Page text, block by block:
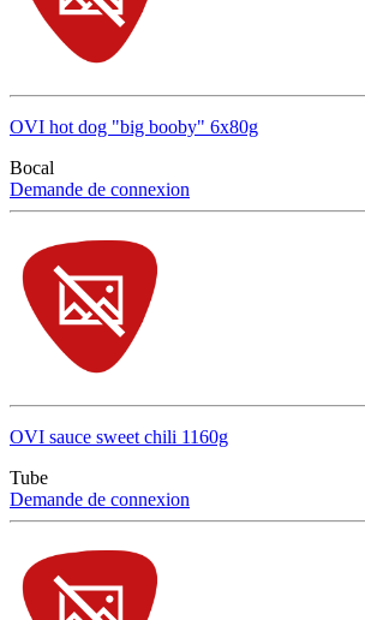
OVI hot dog "big booby" 6x80g
Bocal
Demande de connexion
OVI sauce sweet chili 1160g
Tube
Demande de connexion